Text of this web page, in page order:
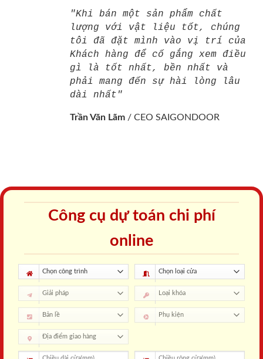
"Khi bán một sản phẩm chất
lượng với vật liệu tốt, chúng
tôi đã đặt mình vào vị trí của
Khách hàng để cố gắng xem điều
gì là tốt nhất, bền nhất và
phải mang đến sự hài lòng lâu
dài nhất"
Trần Văn Lãm / CEO SAIGONDOOR
Công cụ dự toán chi phí
online